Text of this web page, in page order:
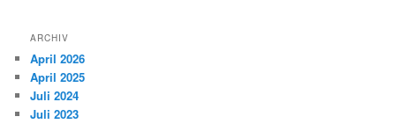
ARCHIV
April 2026
April 2025
Juli 2024
Juli 2023